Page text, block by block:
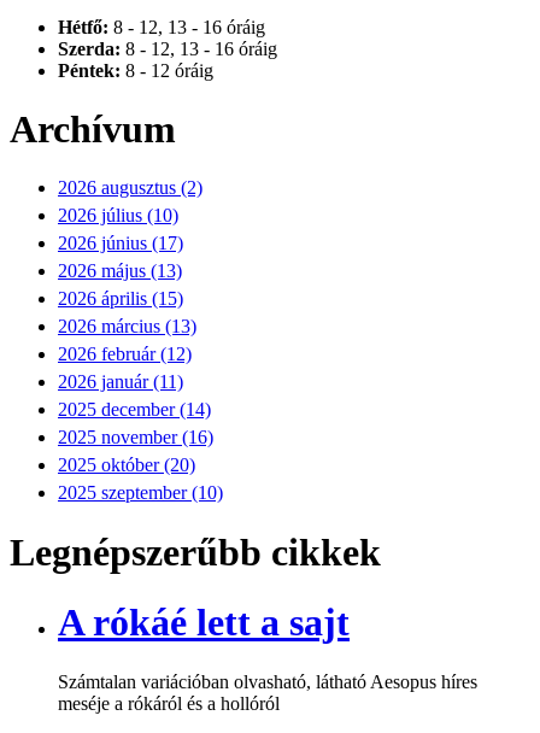
Hétfő: 8 - 12, 13 - 16 óráig
Szerda: 8 - 12, 13 - 16 óráig
Péntek: 8 - 12 óráig
Archívum
2026 augusztus (2)
2026 július (10)
2026 június (17)
2026 május (13)
2026 április (15)
2026 március (13)
2026 február (12)
2026 január (11)
2025 december (14)
2025 november (16)
2025 október (20)
2025 szeptember (10)
Legnépszerűbb cikkek
A rókáé lett a sajt
Számtalan variációban olvasható, látható Aesopus híres
meséje a rókáról és a hollóról